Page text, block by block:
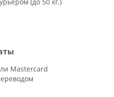
Mastercard